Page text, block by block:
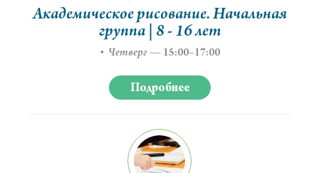
Академическое рисование. Начальная
группа | 8 - 16 лет
Четверг — 15:00–17:00
Подробнее